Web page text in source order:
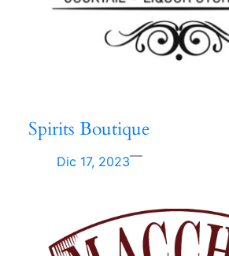
Spirits Boutique
Dic 17, 2023—